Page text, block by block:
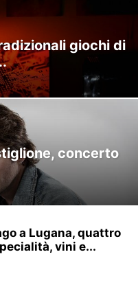
giochi di
concerto
a Lugana, quattro
vini e...